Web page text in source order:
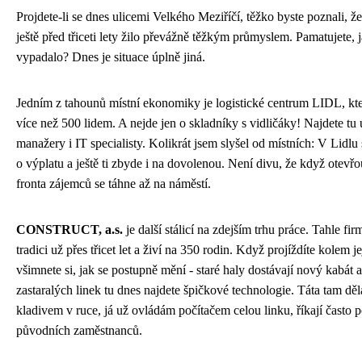
Projdete-li se dnes ulicemi Velkého Meziříčí, těžko byste poznali,
ještě před třiceti lety žilo převážně těžkým průmyslem. Pamatujete,
vypadalo? Dnes je situace úplně jiná.
Jedním z tahounů místní ekonomiky je logistické centrum LIDL,
více než 500 lidem. A nejde jen o skladníky s vidličáky! Najdete tu
manažery i IT specialisty. Kolikrát jsem slyšel od místních: V Lidlu
o výplatu a ještě ti zbyde i na dovolenou. Není divu, že když
fronta zájemců se táhne až na náměstí.
CONSTRUCT, a.s. je další stálicí na zdejším trhu práce. Tahle
tradici už přes třicet let a živí na 350 rodin. Když projíždíte kolem
všimnete si, jak se postupně mění - staré haly dostávají nový kabát
zastaralých linek tu dnes najdete špičkové technologie. Táta tam
kladivem v ruce, já už ovládám počítačem celou linku, říkají často
původních zaměstnanců.